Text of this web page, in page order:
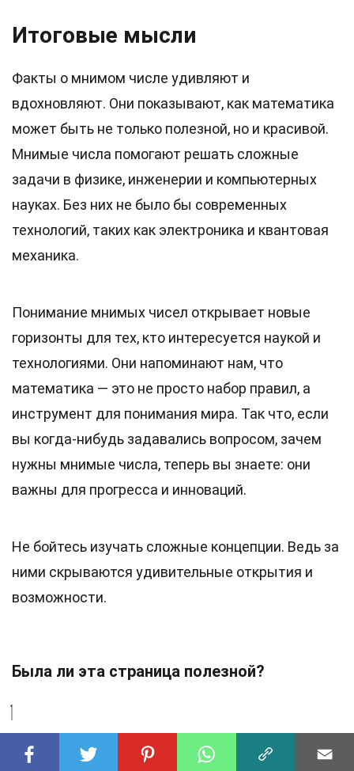
Итоговые мысли
Факты о мнимом числе удивляют и
вдохновляют. Они показывают, как математика
может быть не только полезной, но и красивой.
Мнимые числа помогают решать сложные
задачи в физике, инженерии и компьютерных
науках. Без них не было бы современных
технологий, таких как электроника и квантовая
механика.
Понимание мнимых чисел открывает новые
горизонты для тех, кто интересуется наукой и
технологиями. Они напоминают нам, что
математика — это не просто набор правил, а
инструмент для понимания мира. Так что, если
вы когда-нибудь задавались вопросом, зачем
нужны мнимые числа, теперь вы знаете: они
важны для прогресса и инноваций.
Не бойтесь изучать сложные концепции. Ведь за
ними скрываются удивительные открытия и
возможности.
Была ли эта страница полезной?